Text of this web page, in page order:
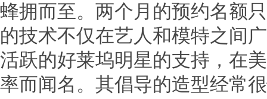
蜂拥而至。两个月的预约名额
的技术不仅在艺人和模特之间
活跃的好莱坞明星的支持，在
率而闻名。其倡导的造型经常